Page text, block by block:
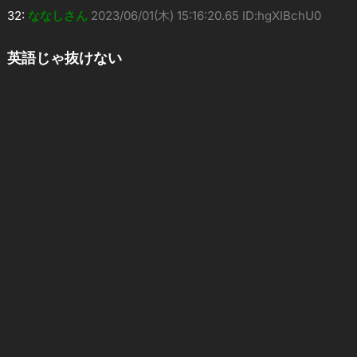
32: ななしさん 2023/06/01(木) 15:16:20.65 ID:hgXIBchU0
英語じゃ抜けない